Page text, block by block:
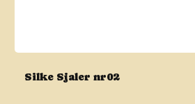
Silke Sjaler nr02